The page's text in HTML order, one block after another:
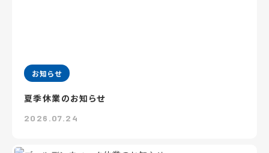
お知らせ
夏季休業のお知らせ
2026.07.24